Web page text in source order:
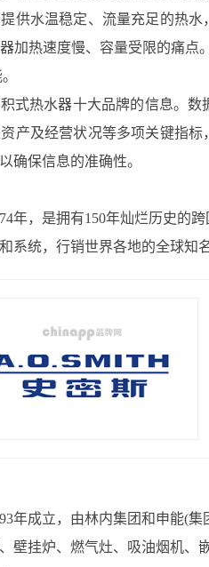
供水温稳定、流量充足的热
加热速度慢、容量受限的痛
式热水器十大品牌的信息。
产及经营状况等多项关键指
确保信息的准确性。
年，是拥有150年灿烂历史的
系统，行销世界各地的全球知
年成立，由林内集团和申能(
壁挂炉、燃气灶、吸油烟机、